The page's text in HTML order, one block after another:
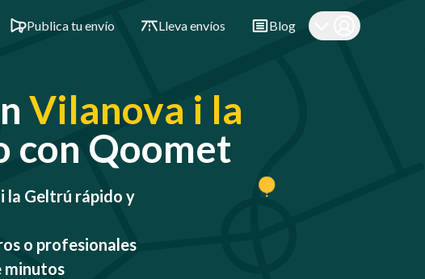
Publica tu envío Lleva envíos Blog
Vilanova i la
con Qoomet
la Geltrú rápido y
o profesionales
minutos